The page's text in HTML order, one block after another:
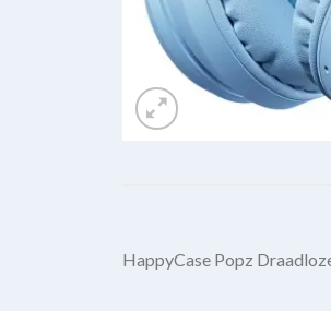
HappyCase Popz